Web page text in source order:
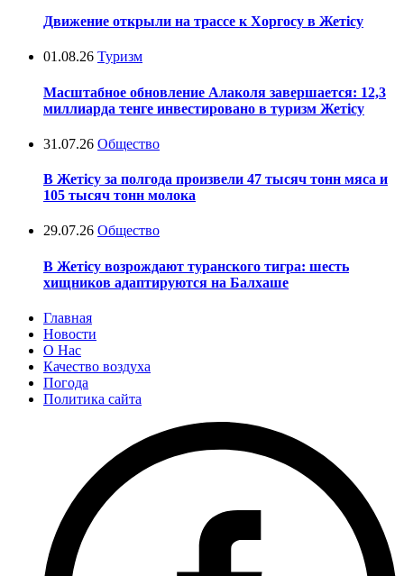
Движение открыли на трассе к Хоргосу в Жетісу
01.08.26 Туризм
Масштабное обновление Алаколя завершается: 12,3
миллиарда тенге инвестировано в туризм Жетісу
31.07.26 Общество
В Жетісу за полгода произвели 47 тысяч тонн мяса и
105 тысяч тонн молока
29.07.26 Общество
В Жетісу возрождают туранского тигра: шесть
хищников адаптируются на Балхаше
Главная
Новости
О Нас
Качество воздуха
Погода
Политика сайта